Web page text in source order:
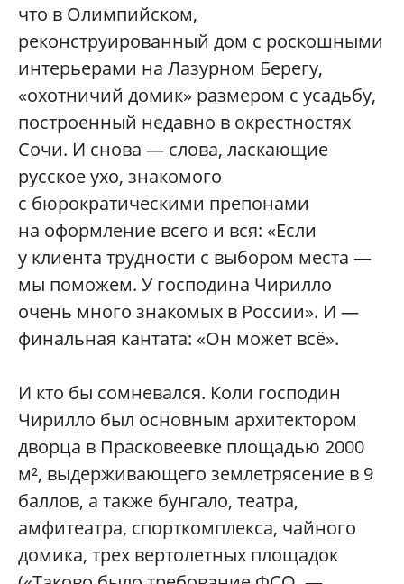
что в Олимпийском,
реконструированный дом с роскошными
интерьерами на Лазурном Берегу,
«охотничий домик» размером с усадьбу,
построенный недавно в окрестностях
Сочи. И снова — слова, ласкающие
русское ухо, знакомого
с бюрократическими препонами
на оформление всего и вся: «Если
у клиента трудности с выбором места —
мы поможем. У господина Чирилло
очень много знакомых в России». И —
финальная кантата: «Он может всё».
И кто бы сомневался. Коли господин
Чирилло был основным архитектором
дворца в Прасковеевке площадью 2000
м², выдерживающего землетрясение в 9
баллов, а также бунгало, театра,
амфитеатра, спорткомплекса, чайного
домика, трех вертолетных площадок